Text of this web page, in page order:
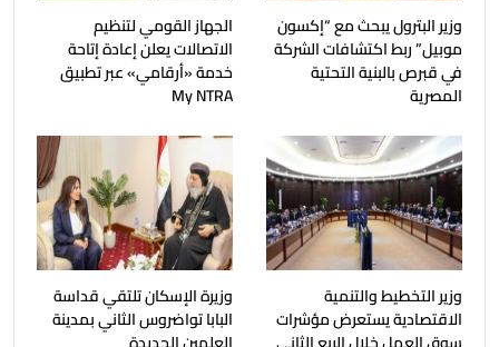
وزير البترول يبحث مع “إكسون
موبيل” ربط اكتشافات الشركة
في قبرص بالبنية التحتية
المصرية
الجهاز القومي لتنظيم
الاتصالات يعلن إعادة إتاحة
خدمة «أرقامي» عبر تطبيق
My NTRA
وزير التخطيط والتنمية
الاقتصادية يستعرض مؤشرات
وزيرة الإسكان تلتقي قداسة
البابا تواضروس الثاني بمدينة